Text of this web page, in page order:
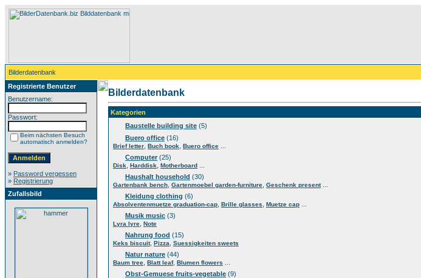
Bilderdatenbank
Registrierte Benutzer
Benutzername:
Passwort:
Beim nächsten Besuch
automatisch anmelden?
» Password vergessen
» Registrierung
Zufallsbild
Bilderdatenbank
Kategorien
Baustelle building site (5)
Buero office (16)
Brief letter Buch book Buero office
Computer(25)
Disk Harddisk Motherboard
Haushalt household (30)
Gartenbank bench Gartenmoebel garden-furniture Geschenk present...
Kleidung clothing (6)
Absolventenmuetze graduation-cap Brille glasses Muetze cap
Musik music (3)
Lyra lyre Note
Nahrung food (15)
Keks biscuit, Pizza Suessigkeiten sweets
Natur nature (44)
Baum tree Blatt leaf, Blumen flowers
Obst-Gemuese fruits-vegetable (9)